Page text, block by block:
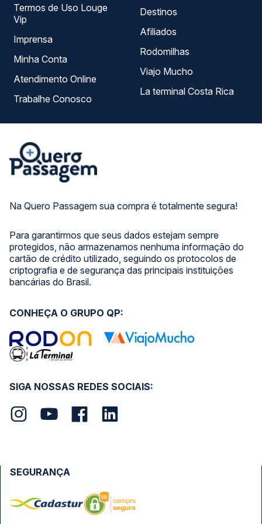
Na Quero Passagem sua compra é totalmente segura!
Para garantirmos que seus dados estejam sempre
protegidos, não armazenamos nenhuma informação do
cartão de crédito utilizado, seguindo os protocolos de
criptografia e de segurança das principais instituições
bancárias do Brasil.
Termos de Uso Louge
Vip
Imprensa
Minha Conta
Atendimento Online
Trabalhe Conosco
Destinos
Afiliados
Rodomilhas
Viajo Mucho
La terminal Costa Rica
SIGA NOSSAS REDES SOCIAIS:
CONHEÇA O GRUPO QP:
SEGURANÇA